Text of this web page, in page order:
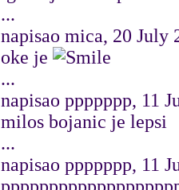
...
napisao mica, 20 July
oke je
...
napisao ppppppp, 11
milos bojanic je lepsi
...
napisao ppppppp, 11